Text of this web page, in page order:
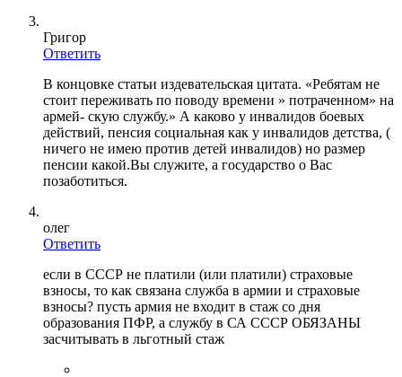
Григор
Ответить
В концовке статьи издевательская цитата. «Ребятам не
стоит переживать по поводу времени » потраченном» на
армей- скую службу.» А каково у инвалидов боевых
действий, пенсия социальная как у инвалидов детства, (
ничего не имею против детей инвалидов) но размер
пенсии какой.Вы служите, а государство о Вас
позаботиться.
олег
Ответить
если в СССР не платили (или платили) страховые
взносы, то как связана служба в армии и страховые
взносы? пусть армия не входит в стаж со дня
образования ПФР, а службу в СА СССР ОБЯЗАНЫ
засчитывать в льготный стаж